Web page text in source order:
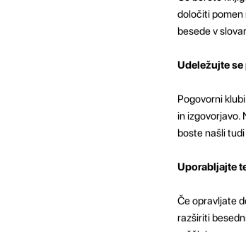
določiti pomen
besede v
Udeležujte
Pogovorni
in izgovorjavo.
boste našli
Uporabljajte
Če opravljate
razširiti